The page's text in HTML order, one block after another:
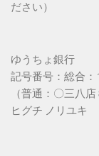
ださい）
ゆうちょ銀行
記号番号：総合：
（普通：〇三八店
ヒグチ ノリユキ